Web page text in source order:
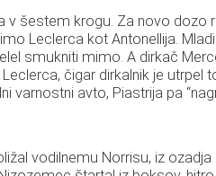
v šestem krogu. Za novo dozo
Leclerca kot Antonellija.
smukniti mimo. A dirkač
čigar dirkalnik je
varnostni avto, Piastrija pa
vodilnemu Norrisu, iz